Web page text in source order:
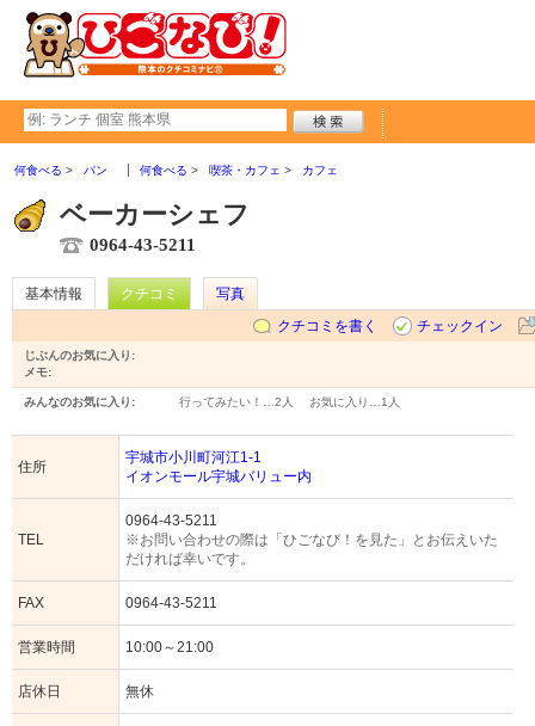
何食べる パン 何食べる 喫茶・カフェ カフェ
ベーカーシェフ
0964-43-5211
基本情報 クチコミ
写真
クチコミを書く
チェックイン
じぶんのお気に入り:
メモ:
みんなのお気に入り: 行ってみたい！… 2人 お気に入り… 1人
住所
宇城市小川町河江1-1
イオンモール宇城バリュー内
TEL
0964-43-5211
※お問い合わせの際は「ひごなび！を見た」とお伝えいた
だければ幸いです。
FAX 0964-43-5211
営業時間 10:00～21:00
店休日 無休